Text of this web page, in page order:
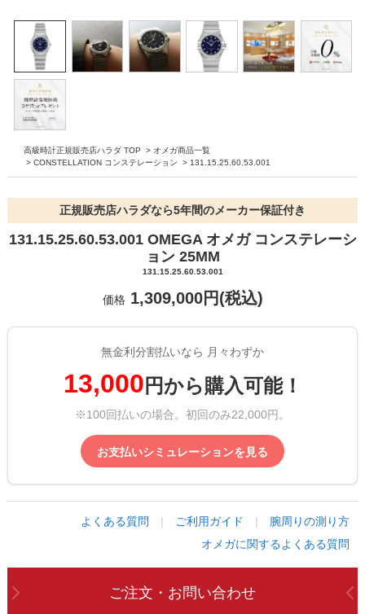
高級時計正規販売店ハラダ TOP > オメガ商品一覧
> CONSTELLATION コンステレーション > 131.15.25.60.53.001
正規販売店ハラダなら5年間のメーカー保証付き
131.15.25.60.53.001 OMEGA オメガ コンステレーシ
ョン 25MM
131.15.25.60.53.001
価格1,309,000円(税込)
無金利分割払いなら 月々わずか
13,000 円から購入可能！
※100回払いの場合。初回のみ22,000円。
お支払いシミュレーションを見る
よくある質問 | ご利用ガイド | 腕周りの測り方
オメガに関するよくある質問
ご注文・お問い合わせ